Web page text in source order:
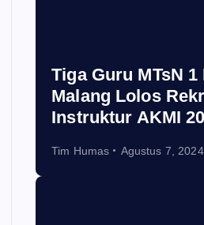
Tiga Guru MTsN 1
Malang Lolos
Instruktur AKMI
Tim Humas Agustus 7, 2024